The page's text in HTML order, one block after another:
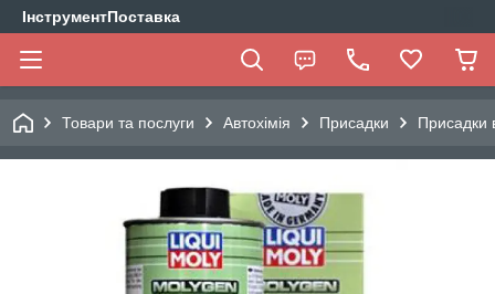
ІнструментПоставка
Товари та послуги Автохімія Присадки Присадки